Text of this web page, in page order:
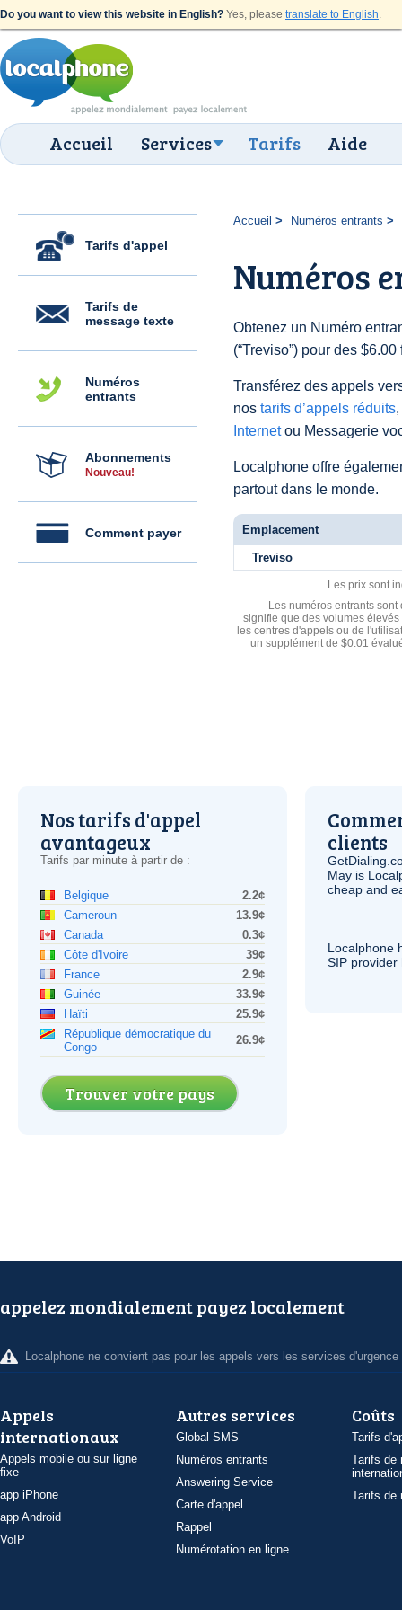
Do you want to view this website in English? Yes, please translate to English.
Accueil Services Tarifs Aide
Tarifs d'appel
Tarifs de
message texte
Numéros
entrants
Abonnements
Nouveau!
Comment payer
Accueil Numéros entrants
Numéros
Obtenez un Numéro
(“Treviso”) pour des
Transférez des appels
nos tarifs d’appels réduits
Internetou Messagerie
Localphone offre
partout dans le monde.
Emplacement
Treviso
Les prix sont
Les numéros entrants
signifie que des volumes
les centres d'appels ou de
un supplément de $0.01
Nos tarifs d'appel
avantageux
Tarifs par minute à partir de :
Belgique
2.2¢
Cameroun
13.9¢
Canada
0.3¢
Côte d'Ivoire
39¢
France
2.9¢
Guinée
33.9¢
Haïti
25.9¢
République démocratique du
Congo
26.9¢
Trouver votre pays
clients
May is
cheap and
Localphone
SIP provider
appelez mondialement payez localement
Localphone ne convient pas pour les appels vers les services d'urgence
Appels
internationaux
Appels mobile ou sur ligne
fixe
app iPhone
app Android
VoIP
Autres services
Global SMS
Numéros entrants
Answering Service
Carte d'appel
Rappel
Numérotation en ligne
Coûts
Tarifs
Tarifs de
Tarifs de